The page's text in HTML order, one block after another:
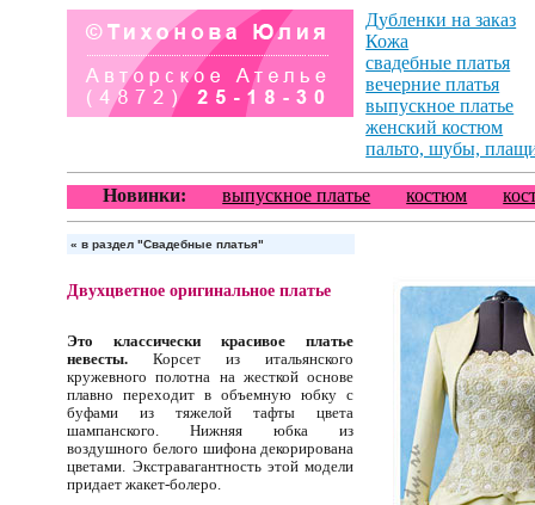
Дубленки на заказ
Кожа
свадебные платья
вечерние платья
выпускное платье
женский костюм
пальто, шубы,
Новинки: выпускное платье костюм
« в раздел "Свадебные платья"
Двухцветное оригинальное платье
Это классически красивое платье
невесты. Корсет из итальянского
кружевного полотна на жесткой основе
плавно переходит в объемную юбку с
буфами из тяжелой тафты цвета
шампанского. Нижняя юбка из
воздушного белого шифона декорирована
цветами. Экстравагантность этой модели
придает жакет-болеро.